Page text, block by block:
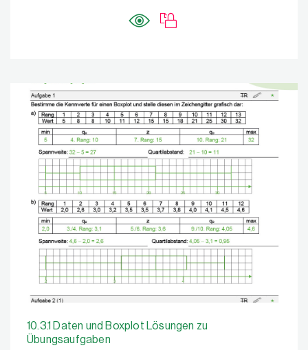
10.3.1 Daten und Boxplot Lösungen zu
Übungsaufgaben